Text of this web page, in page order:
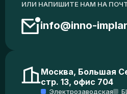
ИЛИ НАПИШИТЕ НАМ НА
info@inno-
Москва, Большая
стр. 13, офис 704
Электрозаводская